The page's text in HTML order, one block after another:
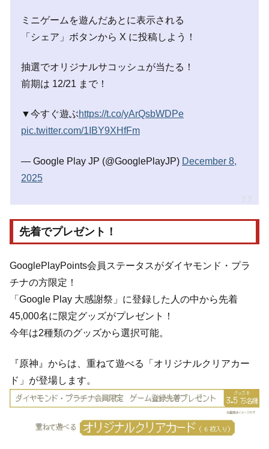
ミニゲームを遊んだあとに表示される
「シェア」ボタンから X に投稿しよう！
抽選でオリジナルサコッシュが当たる！
前期は 12/21 まで！
▼今すぐ遊ぶhttps://t.co/yArQsbWDPe
pic.twitter.com/1IBY9XHfFm
— Google Play JP (@GooglePlayJP) December 8,
2025
先着でプレゼント！
GooglePlayPoints会員ステータスがダイヤモンド・プラ
チナの方限定！
「Google Play 大感謝祭」に登録した人の中から先着
45,000名に限定グッズがプレゼント！
今年は2種類のグッズから選択可能。
『原神』からは、重ねて遊べる「オリジナルクリアカー
ド」が登場します。